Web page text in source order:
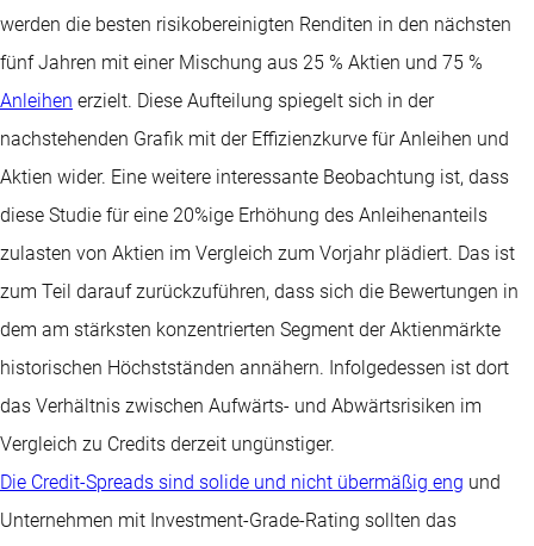
werden die besten risikobereinigten Renditen in den nächsten
fünf Jahren mit einer Mischung aus 25 % Aktien und 75 %
Anleihen erzielt. Diese Aufteilung spiegelt sich in der
nachstehenden Grafik mit der Effizienzkurve für Anleihen und
Aktien wider. Eine weitere interessante Beobachtung ist, dass
diese Studie für eine 20%ige Erhöhung des Anleihenanteils
zulasten von Aktien im Vergleich zum Vorjahr plädiert. Das ist
zum Teil darauf zurückzuführen, dass sich die Bewertungen in
dem am stärksten konzentrierten Segment der Aktienmärkte
historischen Höchstständen annähern. Infolgedessen ist dort
das Verhältnis zwischen Aufwärts- und Abwärtsrisiken im
Vergleich zu Credits derzeit ungünstiger.
Die Credit-Spreads sind solide und nicht übermäßig eng und
Unternehmen mit Investment-Grade-Rating sollten das